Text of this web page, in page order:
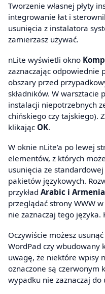
Tworzenie własnej płyty
integrowanie łat i
usunięcia z instalatora
zamierzasz używać.
nLite wyświetli okno
zaznaczając odpowiednie
obszary przed
składników. W warsztacie
instalacji niepotrzebnych
chińskiego czy tajskiego).
klikając OK.
W oknie nLite’a po lewej
elementów, z których
usunięcia ze
pakietów językowych.
przykład Arabic i
przeglądać strony WWW
nie zaznaczaj tego języka.
Oczywiście możesz
WordPad czy wbudowany
uwagę, że niektóre wpisy
oznaczone są czerwonym
wypadku nie zaznaczaj do